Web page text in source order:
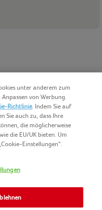
unter anderem zum
von Werbung.
Richtlinie. Indem Sie auf
Sie auch zu, dass Ihre
die möglicherweise
die EU/UK bieten. Um
Einstellungen“.